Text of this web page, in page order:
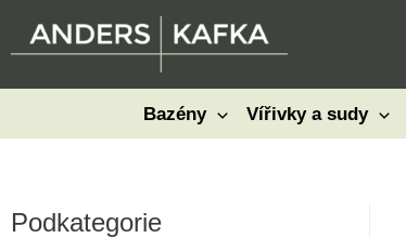
Bazény Vířivky a sudy
Podkategorie